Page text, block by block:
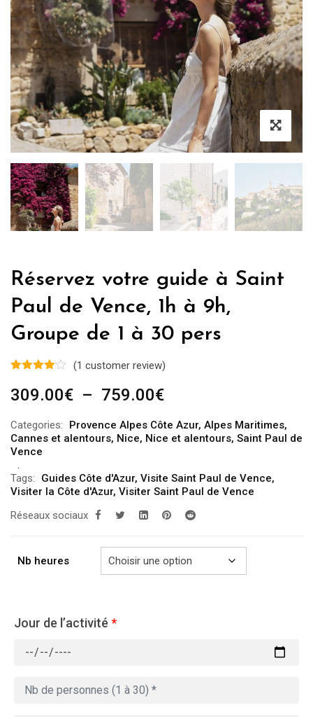
Réservez votre guide à Saint
Paul de Vence, 1h à 9h,
Groupe de 1 à 30 pers
(1 customer review)
309.00€ – 759.00€Plage
prix :
à
759.00€
Categories: Provence Alpes Côte Azur, Alpes Maritimes,
Cannes et alentours, Nice, Nice et alentours, Saint Paul de
Vence
Tags: Guides Côte d'Azur, Visite Saint Paul de Vence,
Visiter la Côte d'Azur, Visiter Saint Paul de Vence
Réseaux sociaux
Nb heures
Jour de l’activité *